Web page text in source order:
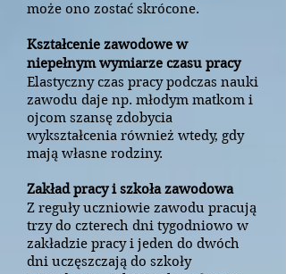
może ono zostać skrócone.
Kształcenie zawodowe w
niepełnym wymiarze czasu pracy
Elastyczny czas pracy podczas nauki
zawodu daje np. młodym matkom i
ojcom szansę zdobycia
wykształcenia również wtedy, gdy
mają własne rodziny.
Zakład pracy i szkoła zawodowa
Z reguły uczniowie zawodu pracują
trzy do czterech dni tygodniowo w
zakładzie pracy i jeden do dwóch
dni uczęszczają do szkoły